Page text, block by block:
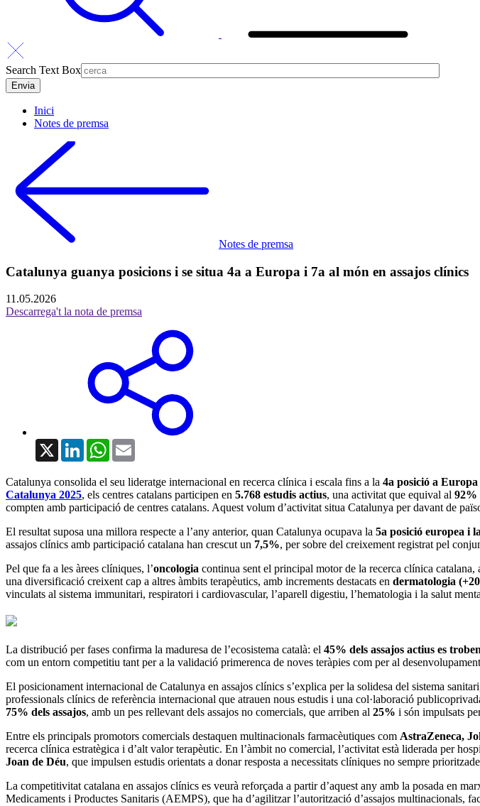
Search Text Box
Inici
Notes de premsa
Notes de premsa
Catalunya guanya posicions i se situa 4a a Europa i 7a al món en assajos clínics
11.05.2026
Descarrega't la nota de premsa
X LinkedInWhatsApp
Catalunya consolida el seu lideratge internacional en recerca clínica i escala fins a la 4a posició a
Catalunya 2025, els centres catalans participen en 5.768 estudis actius, una activitat que equival al 92%
compten amb participació de centres catalans. Aquest volum d’activitat situa Catalunya per davant de
El resultat suposa una millora respecte a l’any anterior, quan Catalunya ocupava la 5a posició europea i
assajos clínics amb participació catalana han crescut un 7,5%, per sobre del creixement registrat pel
Pel que fa a les àrees clíniques, l’oncologia continua sent el principal motor de la recerca clínica catalana,
una diversificació creixent cap a altres àmbits terapèutics, amb increments destacats en dermatologia
vinculats al sistema immunitari, respiratori i cardiovascular, l’aparell digestiu, l’hematologia i la salut
La distribució per fases confirma la maduresa de l’ecosistema català: el 45% dels assajos actius es
com un entorn competitiu tant per a la validació primerenca de noves teràpies com per al
El posicionament internacional de Catalunya en assajos clínics s’explica per la solidesa del sistema
professionals clínics de referència internacional que atrauen nous estudis i una col·laboració
75% dels assajos, amb un pes rellevant dels assajos no comercials, que arriben al 25% i són impulsats
Entre els principals promotors comercials destaquen multinacionals farmacèutiques com AstraZeneca,
recerca clínica estratègica i d’alt valor terapèutic. En l’àmbit no comercial, l’activitat està liderada per
Joan de Déu, que impulsen estudis orientats a donar resposta a necessitats clíniques no sempre
La competitivitat catalana en assajos clínics es veurà reforçada a partir d’aquest any amb la posada en
Medicaments i Productes Sanitaris (AEMPS), que ha d’agilitzar l’autorització d’assajos multinacionals,